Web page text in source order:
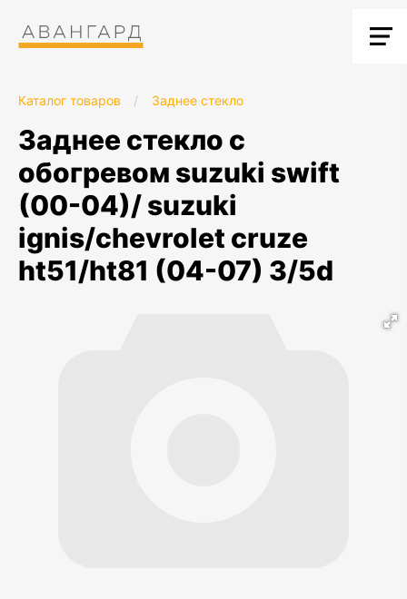
Каталог товаров / Заднее стекло
заднее стекло с
обогревом suzuki swift
(00-04)/ suzuki
ignis/chevrolet cruze
ht51/ht81 (04-07) 3/5d